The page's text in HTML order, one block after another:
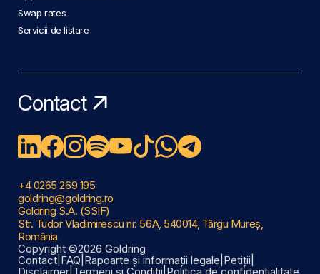
Swap rates
Servicii de listare
Contact
+4 0265 269 195
goldring@goldring.ro
Goldring S.A. (SSIF)
Str. Tudor Vladimirescu nr. 56A, 540014, Târgu Mureș,
România
Copyright ©2026 Goldring
Contact FAQ Rapoarte și informații legale Petiții